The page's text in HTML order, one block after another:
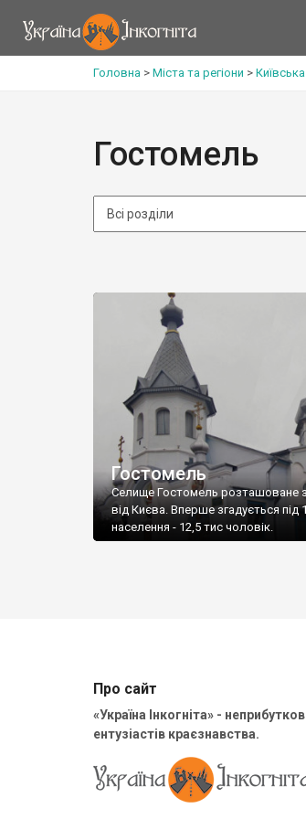
Головна > Міста та регіони >
Гостомель
Гостомель
Селище Гостомель розташоване
від Києва. Вперше згадується під
населення - 12,5 тис чоловік.
Про сайт
«Україна Інкогніта» -
ентузіастів краєзнавства.